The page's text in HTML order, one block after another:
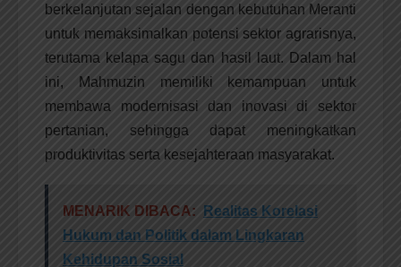
berkelanjutan sejalan dengan kebutuhan Meranti
untuk memaksimalkan potensi sektor agrarisnya,
terutama kelapa sagu dan hasil laut. Dalam hal
ini, Mahmuzin memiliki kemampuan untuk
membawa modernisasi dan inovasi di sektor
pertanian, sehingga dapat meningkatkan
produktivitas serta kesejahteraan masyarakat.
MENARIK DIBACA:
Realitas Korelasi
Hukum dan Politik dalam Lingkaran
Kehidupan Sosial